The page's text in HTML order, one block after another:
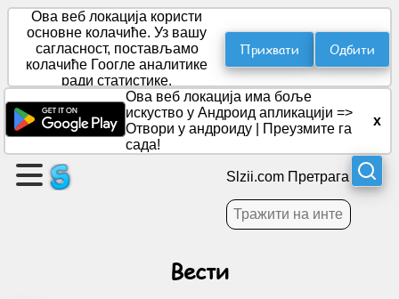
Направите
страницу
Креирајте
групу
Ова веб локација користи
основне колачиће. Уз вашу
сагласност, постављамо
колачиће Гоогле аналитике
ради статистике.
Прихвати Одбити
Ова веб локација има боље
искуство у Андроид апликацији =>
Отвори у андроиду
Преузмите га
сада!
x
Slzii.com Претрага
Вести